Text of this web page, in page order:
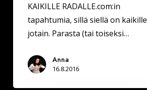
KAIKILLE RADALLE.com:in
tapahtumia, sillä siellä on kaikille
jotain. Parasta (tai toiseksi…
Anna
16.8.2016